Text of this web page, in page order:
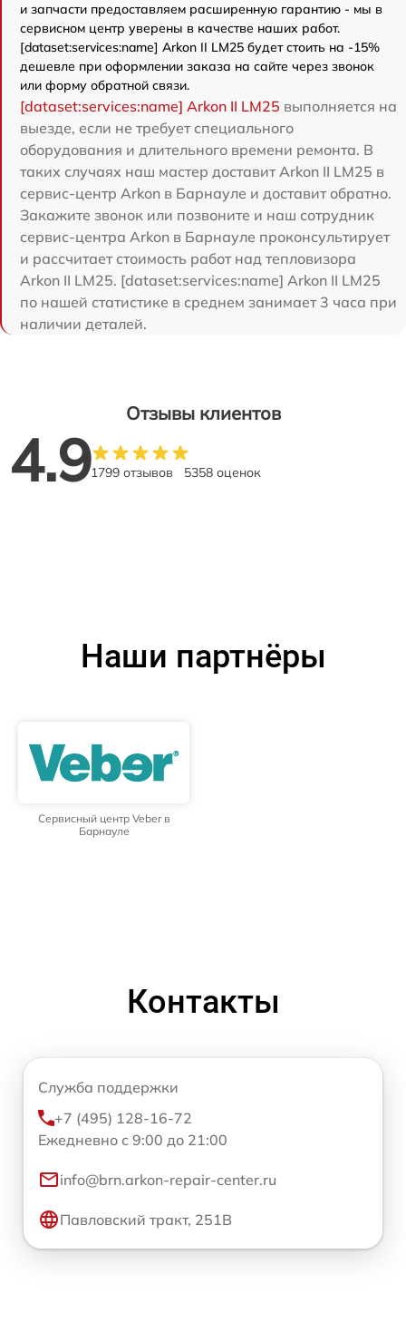
и запчасти предоставляем расширенную гарантию - мы в
сервисном центр уверены в качестве наших работ.
[dataset:services:name] Arkon II LM25 будет стоить на -15%
дешевле при оформлении заказа на сайте через звонок
или форму обратной связи.
[dataset:services:name] Arkon II LM25 выполняется на
выезде, если не требует специального
оборудования и длительного времени ремонта. В
таких случаях наш мастер доставит Arkon II LM25 в
сервис-центр Arkon в Барнауле и доставит обратно.
Закажите звонок или позвоните и наш сотрудник
сервис-центра Arkon в Барнауле проконсультирует
и рассчитает стоимость работ над тепловизора
Arkon II LM25. [dataset:services:name] Arkon II LM25
по нашей статистике в среднем занимает 3 часа при
наличии деталей.
Отзывы клиентов
4.91799 отзывов 5358 оценок
Наши партнёры
Сервисный центр Veber в
Барнауле
Контакты
Служба поддержки
+7 (495) 128-16-72
Ежедневно с 9:00 до 21:00
info@brn.arkon-repair-center.ru
Павловский тракт, 251В